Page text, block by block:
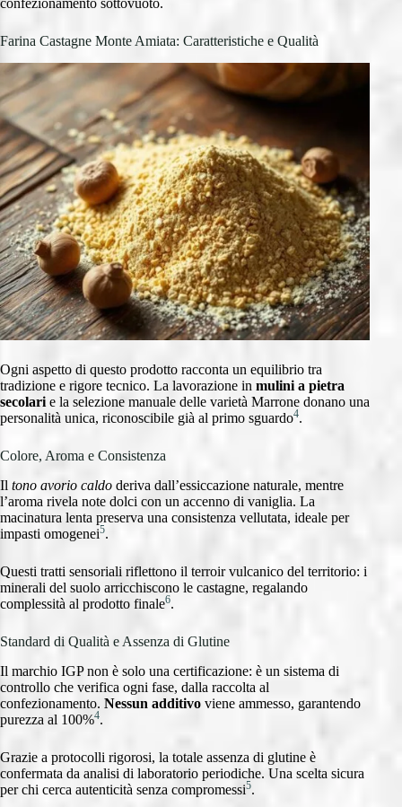
confezionamento sottovuoto.
Farina Castagne Monte Amiata: Caratteristiche e Qualità
Ogni aspetto di questo prodotto racconta un equilibrio tra
tradizione e rigore tecnico. La lavorazione in mulini a pietra
secolari e la selezione manuale delle varietà Marrone donano una
personalità unica, riconoscibile già al primo sguardo4.
Colore, Aroma e Consistenza
Il tono avorio caldo deriva dall’essiccazione naturale, mentre
l’aroma rivela note dolci con un accenno di vaniglia. La
macinatura lenta preserva una consistenza vellutata, ideale per
impasti omogenei5.
Questi tratti sensoriali riflettono il terroir vulcanico del territorio: i
minerali del suolo arricchiscono le castagne, regalando
complessità al prodotto finale6.
Standard di Qualità e Assenza di Glutine
Il marchio IGP non è solo una certificazione: è un sistema di
controllo che verifica ogni fase, dalla raccolta al
confezionamento. Nessun additivo viene ammesso, garantendo
purezza al 100%4.
Grazie a protocolli rigorosi, la totale assenza di glutine è
confermata da analisi di laboratorio periodiche. Una scelta sicura
per chi cerca autenticità senza compromessi5.